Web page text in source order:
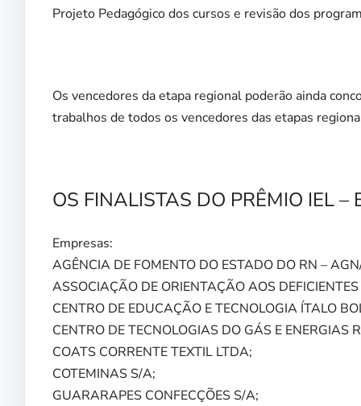
Projeto Pedagógico dos cursos e revisão dos
Os vencedores da etapa regional poderão ainda
trabalhos de todos os vencedores das etapas
OS FINALISTAS DO PRÊMIO IEL
Empresas:
AGÊNCIA DE FOMENTO DO ESTADO DO RN –
ASSOCIAÇÃO DE ORIENTAÇÃO AOS
CENTRO DE EDUCAÇÃO E TECNOLOGIA ÍTALO
CENTRO DE TECNOLOGIAS DO GÁS E ENERGIAS
COATS CORRENTE TEXTIL LTDA;
COTEMINAS S/A;
GUARARAPES CONFECÇÕES S/A;